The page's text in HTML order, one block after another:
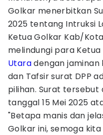
Golkar menerbitkan
2025 tentang Intruksi
Ketua Golkar Kab/
melindungi para
Utaradengan jaminan
dan Tafsir surat DPP
pilihan. Surat
tanggal 15 Mei 2025
"Betapa manis dan
Golkar ini, semoga